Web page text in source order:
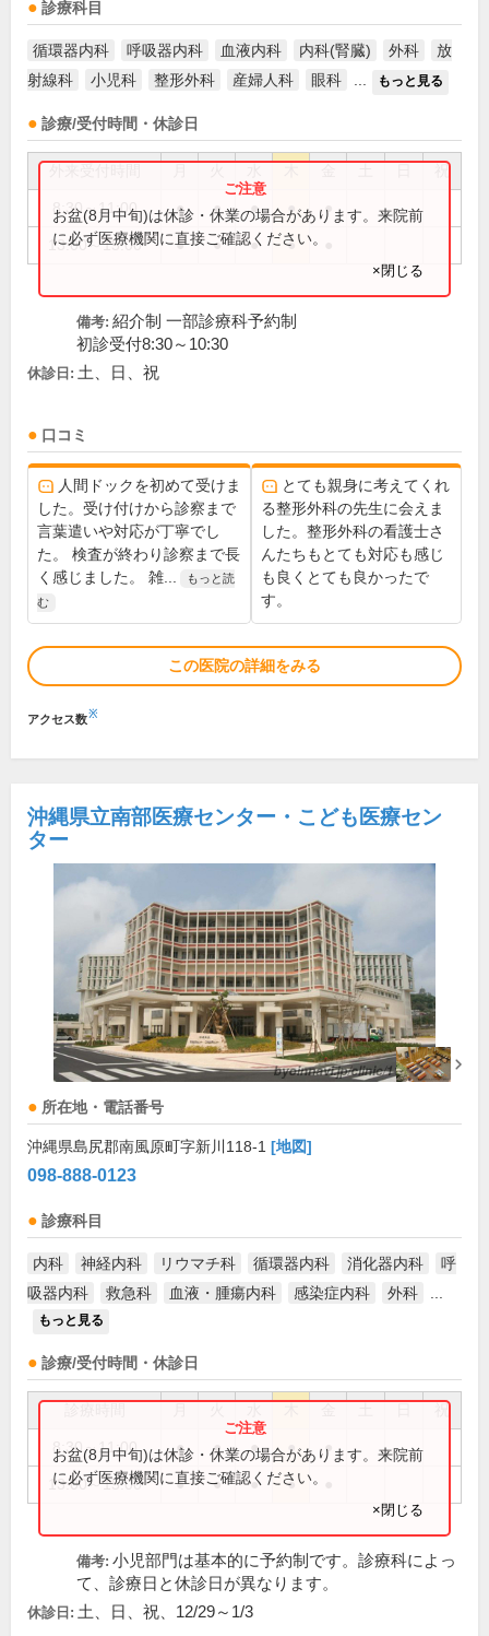
診療科目
循環器内科 呼吸器内科 血液内科 内科(腎臓) 外科
放
射線科
小児科 整形外科 産婦人科 眼科 もっと見る
診療/受付時間・休診日
祝
8:30～11:00 ● ● ● ● ●
13:00～15:00 ● ● ● ●
お盆(8月中旬)は休診・休業の場合があります。来院前
に必ず医療機関に直接ご確認ください。
×閉じる
備考: 紹介制 一部診療科予約制
初診受付8:30～10:30
休診日: 土、日、祝
口コミ
人間ドックを初めて受けま
した。受け付けから診察まで
言葉遣いや対応が丁寧でし
た。 検査が終わり診察まで長
く感じました。 雑...
もっと読
む
とても親身に考えてくれ
る整形外科の先生に会えま
した。整形外科の看護士さ
んたちもとても対応も感じ
も良くとても良かったで
す。
この医院の詳細をみる
アクセス数※
沖縄県立南部医療センター・こども医療セン
ター
所在地・電話番号
沖縄県島尻郡南風原町字新川118-1 [地図]
098-888-0123
診療科目
内科 神経内科 リウマチ科 循環器内科 消化器内科
呼
吸器内科
救急科 血液・腫瘍内科 感染症内科 外科
もっと見る
診療/受付時間・休診日
祝
8:30～11:00 ● ● ● ● ●
13:00～15:00 ● ● ● ●
お盆(8月中旬)は休診・休業の場合があります。来院前
に必ず医療機関に直接ご確認ください。
×閉じる
備考: 小児部門は基本的に予約制です。診療科によっ
て、診療日と休診日が異なります。
休診日: 土、日、祝、12/29～1/3